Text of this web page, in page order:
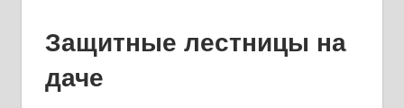
Защитные лестницы на
даче